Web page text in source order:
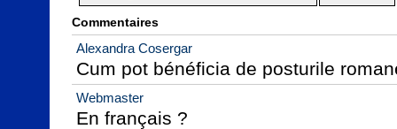
Commentaires
Alexandra Cosergar
Cum pot bénéficia de posturile
Webmaster
En français ?